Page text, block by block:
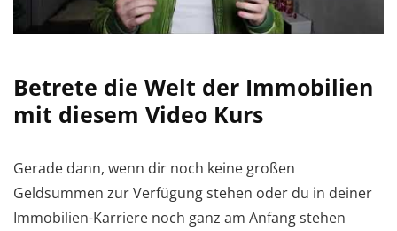
Betrete die Welt der Immobilien
mit diesem Video Kurs
Gerade dann, wenn dir noch keine großen
Geldsummen zur Verfügung stehen oder du in deiner
Immobilien-Karriere noch ganz am Anfang stehen